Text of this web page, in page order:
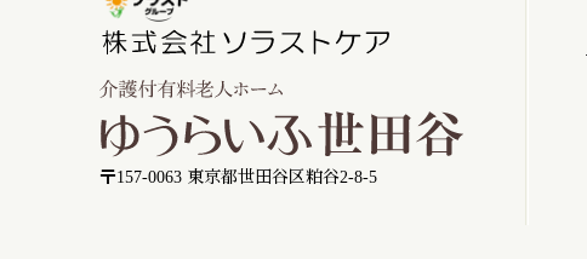
〒157-0063 東京都世田谷区粕谷2-8-5